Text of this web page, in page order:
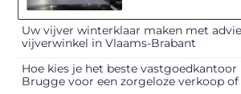
Uw vijver winterklaar maken met
vijverwinkel in Vlaams-Brabant
Hoe kies je het beste
Brugge voor een zorgeloze verkoop